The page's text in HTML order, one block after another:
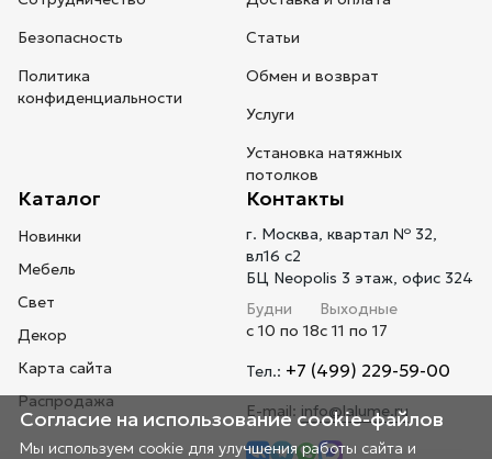
Безопасность
Политика
конфиденциальности
Статьи
Обмен и возврат
Услуги
Установка натяжных
потолков
Каталог
Новинки
Мебель
Свет
Декор
Карта сайта
Распродажа
Контакты
г. Москва, квартал № 32,
вл16 с2
БЦ Neopolis 3 этаж, офис 324
Будни
с 10 по 18
Выходные
с 11 по 17
Тел.: +7 (499) 229-59-00
E-mail: info@lalume.ru
Согласие на использование cookie-файлов
Мы используем cookie для улучшения работы сайта и